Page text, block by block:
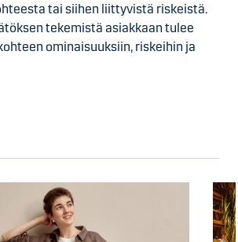
tai siihen liittyvistä riskeistä.
tekemistä asiakkaan tulee
ominaisuuksiin, riskeihin ja